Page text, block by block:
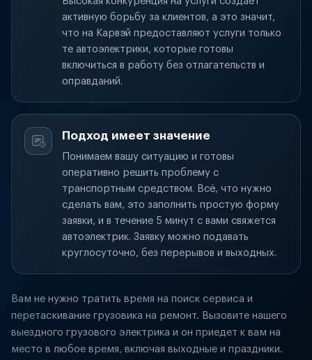
активную борьбу за клиентов, а это значит,
что на Карвэй предоставляют услуги только
те автоэлектрики, которые готовы
включиться в работу без отлагательств и
оправданий.
Подход имеет значение
Понимаем вашу ситуацию и готовы
оперативно решить проблему с
транспортным средством. Всё, что нужно
сделать вам, это заполнить простую форму
заявки, и в течение 5 минут с вами свяжется
автоэлектрик. Заявку можно подавать
круглосуточно, без перерывов и выходных.
Вам не нужно тратить время на поиск сервиса и
перетаскивание грузовика на ремонт. Вызовите нашего
выездного грузового электрика и он приедет к вам на
место в любое время, включая выходные и праздники.